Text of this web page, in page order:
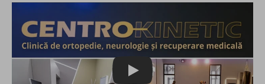
Play